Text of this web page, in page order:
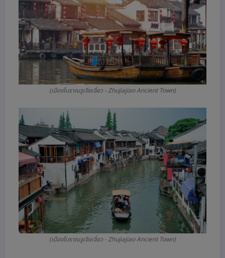
(เมืองโบราณจูเจียเจี่ยว - Zhujiajiao Ancient Town)
(เมืองโบราณจูเจียเจี่ยว - Zhujiajiao Ancient Town)